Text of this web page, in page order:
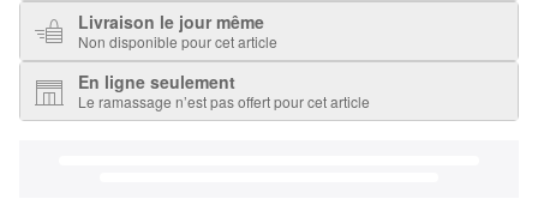
Livraison le jour même
Non disponible pour cet article
En ligne seulement
Le ramassage n’est pas offert pour cet article